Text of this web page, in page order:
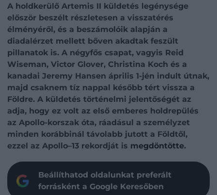
A holdkerülő Artemis II küldetés legénysége
először beszélt részletesen a visszatérés
élményéről, és a beszámolóik alapján a
diadalérzet mellett bőven akadtak feszült
pillanatok is. A négyfős csapat, vagyis Reid
Wiseman, Victor Glover, Christina Koch és a
kanadai Jeremy Hansen április 1-jén indult útnak,
majd csaknem tíz nappal később tért vissza a
Földre. A küldetés történelmi jelentőségét az
adja, hogy ez volt az első emberes holdrepülés
az Apollo-korszak óta, ráadásul a személyzet
minden korábbinál távolabb jutott a Földtől,
ezzel az Apollo–13 rekordját is megdöntötte.
Beállíthatod oldalunkat preferált
forrásként a Google Keresőben